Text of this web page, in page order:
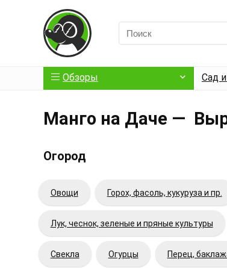
Обзоры Сад
Манго на Даче —
Огород
Овощи Горох, фасоль, кукуруза и пр.
Лук, чеснок, зеленые и пряные культуры
Свекла Огурцы Перец,